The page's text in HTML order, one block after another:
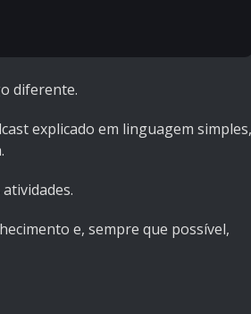
diferente.
explicado em linguagem simples,
e, sempre que possível,